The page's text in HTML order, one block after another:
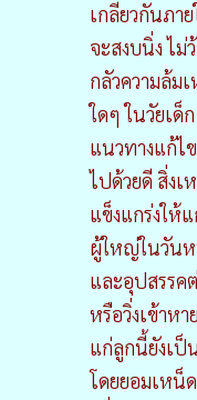
เกลียวกันภา
จะสงบนิ่ง ไม่
กลัวความล้ม
ใดๆ ในวัยเด็
แนวทางแก้ไ
ไปด้วยดี สิ่ง
แข็งแกร่งให้
ผู้ใหญ่ในวัน
และอุปสรรค
หรือวิ่งเข้าห
แก่ลูกนี้ยังเป็
โดยยอมเหน็